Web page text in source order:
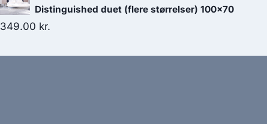
Distinguished duet (flere størrelser) 100x70
349.00 kr.